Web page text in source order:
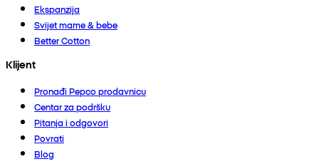
Ekspanzija
Svijet mame & bebe
Better Cotton
Klijent
Pronađi Pepco prodavnicu
Centar za podršku
Pitanja i odgovori
Povrati
Blog